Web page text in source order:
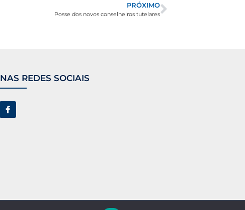
PRÓXIMO
Posse dos novos conselheiros tutelares
REDES SOCIAIS